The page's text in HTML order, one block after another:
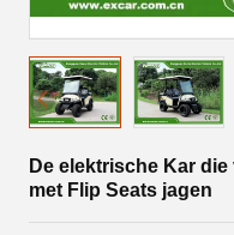
De elektrische Kar
met Flip Seats jagen